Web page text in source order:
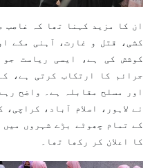
ان کا مزید کہنا تھا کہ غاصب
کشی، قتل و غارت، آہنی مکے
کوشش کی ہے، ایسی ریاست
جرائم کا ارتکاب کرتی ہے،
اور مسلح مقابلہ ہے۔ واضح
نے لاہور، اسلام آباد،
کے تمام چھوٹے بڑے شہروں
كا اعلان كر ركھا تھا۔